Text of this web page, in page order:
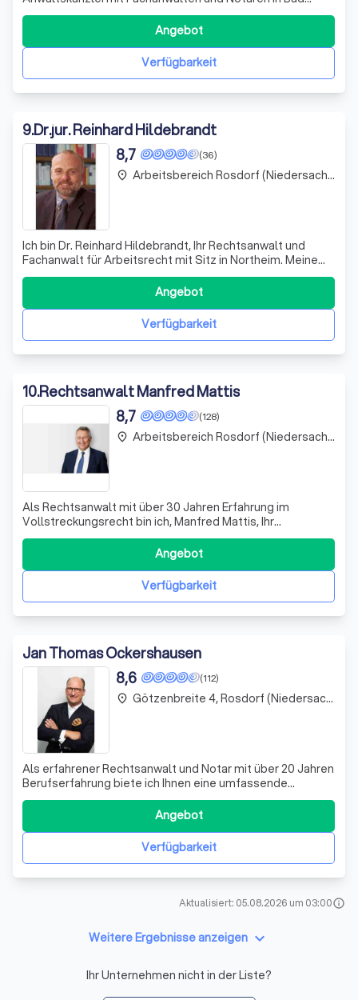
Lauterberg im Harz. Unser Team besteht aus erfahrenen
Rechtsanwälten und Notaren, die sich auf verschiedene
Rechtsgebiete spezialisiert haben, darunter Erbrecht,
Familienrecht, Sozialrecht, Medizinrecht
Verfügbarkeit
Angebot
9.Dr.jur. Reinhard Hildebrandt
(36)
8,7
Ich bin Dr. Reinhard Hildebrandt, Ihr Rechtsanwalt und
Fachanwalt für Arbeitsrecht mit Sitz in Northeim. Meine
Spezialisierung liegt im Arbeitsrecht, insbesondere im
Kündigungsschutz. Auf meiner Website biete ich einen
umfassenden Kündigungsschutz-Ratgeber mit
detaillierten Informationen zum Thema K
Verfügbarkeit
Angebot
place Arbeitsbereich Rosdorf (Niedersachsen)
10.Rechtsanwalt Manfred Mattis
(128)
8,7
Als Rechtsanwalt mit über 30 Jahren Erfahrung im
Vollstreckungsrecht bin ich, Manfred Mattis, Ihr
kompetenter Partner, wenn es um die Durchsetzung Ihrer
überfälligen Forderungen geht. Meine Kanzlei hat sich auf
die Unterstützung von Versicherungsnehmern
spezialisiert und bietet Ihnen eine engagierte
Verfügbarkeit
Angebot
place Arbeitsbereich Rosdorf (Niedersachsen)
Jan Thomas Ockershausen
(112)
8,6
Als erfahrener Rechtsanwalt und Notar mit über 20 Jahren
Berufserfahrung biete ich Ihnen eine umfassende
rechtliche Beratung in meinen Fachgebieten Arbeitsrecht,
Erbrecht und Bau- und Architektenrecht. Mein Beruf ist für
mich eine Berufung und ich lege großen Wert auf einen
fairen und wertschätzendeVerfügbarkeit
Angebot
place Götzenbreite 4, Rosdorf (Niedersachsen)
Aktualisiert: 05.08.2026 um 03:00info
Weitere Ergebnisse anzeigen keyboard_arrow_down
Ihr Unternehmen nicht in der Liste?